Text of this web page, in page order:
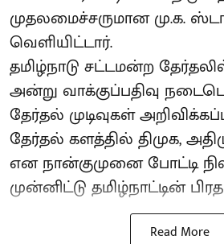
முதலமைச்சருமான மு.க.
வெளியிட்டார்.
தமிழ்நாடு சட்டமன்ற
அன்று வாக்குப்பதிவு
தேர்தல் முடிவுகள்
தேர்தல் களத்தில் திமுக,
என நான்குமுனை போட்டி
முன்னிட்டு தமிழ்நாட்டின்
Read More